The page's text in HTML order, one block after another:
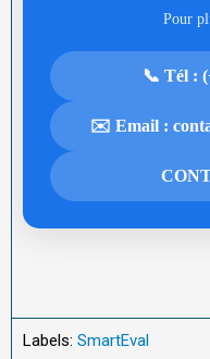
Pour
📞 Tél :
✉️ Email :
Labels: SmartEval